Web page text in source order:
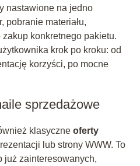
nastawione na jedno
pobranie materiału,
konkretnego pakietu.
krok po kroku: od
korzyści, po mocne
sprzedażowe
klasyczne oferty
lub strony WWW. To
już zainteresowanych,